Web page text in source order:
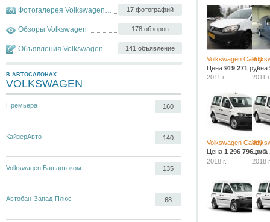
17 фотографий
Фотогалерея Volkswagen Caddy
178 обзоров
Обзоры Volkswagen
141 объявление
Объявления Volkswagen Caddy
В АВТОСАЛОНАХ
VOLKSWAGEN
Премьера 160
КайзерАвто 140
Volkswagen Башавтоком 135
Автобан-Запад-Плюс 68
Volkswagen Caddy
Цена 919 271 руб.
2011 г.
Цена
2011
Volkswagen Caddy
Цена 1 296 796руб.
2018 г.
Цена
2018